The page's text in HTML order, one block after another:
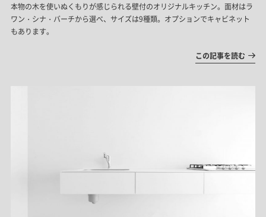
本物の木を使いぬくもりが感じられる壁付のオリジナルキッチン。面材はラ
ワン・シナ・バーチから選べ、サイズは9種類。オプションでキャビネット
もあります。
この記事を読む